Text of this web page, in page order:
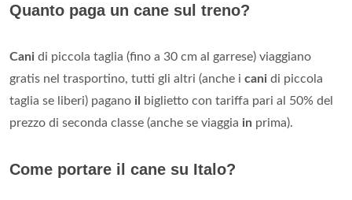
Quanto paga un cane sul treno?
Cani di piccola taglia (fino a 30 cm al garrese) viaggiano
gratis nel trasportino, tutti gli altri (anche i cani di piccola
taglia se liberi) pagano il
biglietto con tariffa pari al 50% del
prezzo di seconda classe (anche se viaggia in prima).
Come portare il cane su Italo?